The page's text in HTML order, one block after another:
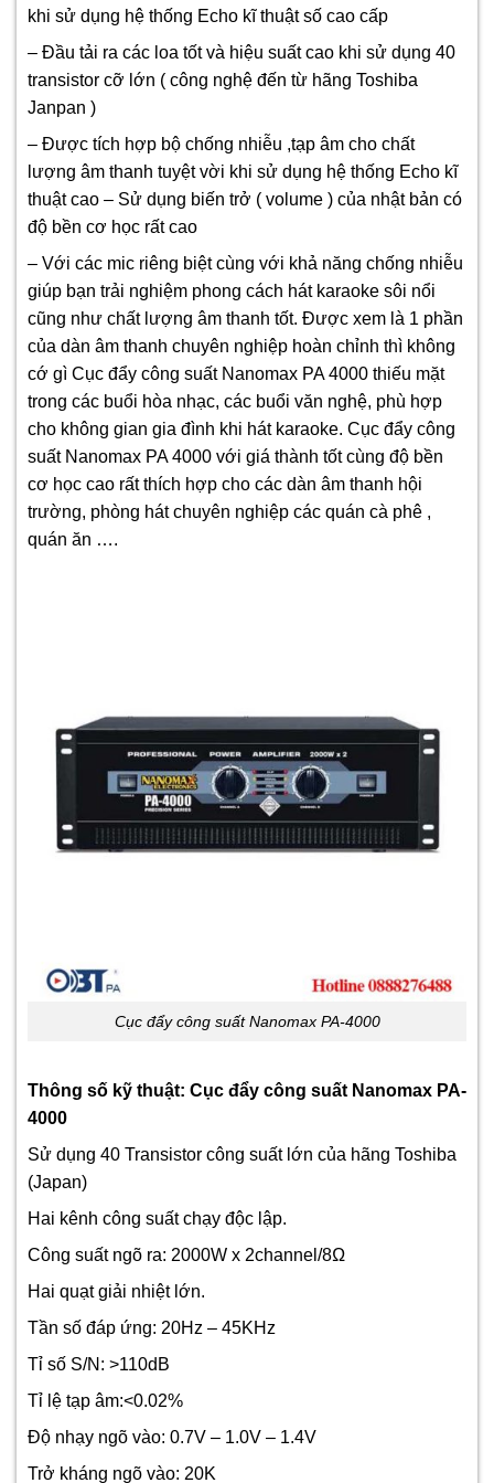
khi sử dụng hệ thống Echo kĩ thuật số cao cấp
– Đầu tải ra các loa tốt và hiệu suất cao khi sử dụng 40
transistor cỡ lớn ( công nghệ đến từ hãng Toshiba
Janpan )
– Được tích hợp bộ chống nhiễu ,tạp âm cho chất
lượng âm thanh tuyệt vời khi sử dụng hệ thống Echo kĩ
thuật cao – Sử dụng biến trở ( volume ) của nhật bản có
độ bền cơ học rất cao
– Với các mic riêng biệt cùng với khả năng chống nhiễu
giúp bạn trải nghiệm phong cách hát karaoke sôi nổi
cũng như chất lượng âm thanh tốt. Được xem là 1 phần
của dàn âm thanh chuyên nghiệp hoàn chỉnh thì không
cớ gì Cục đẩy công suất Nanomax PA 4000 thiếu mặt
trong các buổi hòa nhạc, các buổi văn nghệ, phù hợp
cho không gian gia đình khi hát karaoke. Cục đẩy công
suất Nanomax PA 4000 với giá thành tốt cùng độ bền
cơ học cao rất thích hợp cho các dàn âm thanh hội
trường, phòng hát chuyên nghiệp các quán cà phê ,
quán ăn ….
Cục đẩy công suất Nanomax PA-4000
Thông số kỹ thuật: Cục đẩy công suất Nanomax PA-
4000
Sử dụng 40 Transistor công suất lớn của hãng Toshiba
(Japan)
Hai kênh công suất chạy độc lập.
Công suất ngõ ra: 2000W x 2channel/8Ω
Hai quạt giải nhiệt lớn.
Tần số đáp ứng: 20Hz – 45KHz
Tỉ số S/N: >110dB
Tỉ lệ tạp âm:<0.02%
Độ nhạy ngõ vào: 0.7V – 1.0V – 1.4V
Trở kháng ngõ vào: 20K